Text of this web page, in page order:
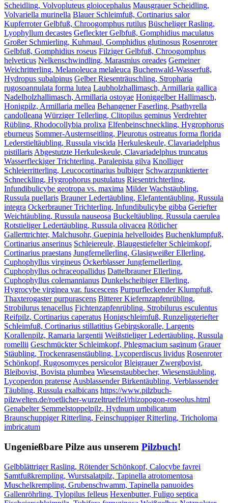
Scheidling, Volvopluteus gloiocephalus Mausgrauer Scheidling,
Volvariella murinella Blauer Schleimfuß, Cortinarius salor
Kupferroter Gelbfuß, Chroogomphus rutilus Büscheliger Rasling,
Lyophyllum decastes Gefleckter Gelbfuß, Gomphidius maculatus
Großer Schmierling, Kuhmaul, Gomphidius glutinosus Rosenroter
Gelbfuß, Gomphidius roseus Filziger Gelbfuß, Chroogomphus
helveticus Nelkenschwindling, Marasmius oreades Gemeiner
Weichritterling, Melanoleuca melaleuca Buchenwald-Wasserfuß,
Hydropus subalpinus Gelber Riesenträuschling, Stropharia
rugosoannulata forma lutea Laubholzhallimasch, Armillaria gallica
Nadelholzhallimasch, Armillaria ostoyae Honiggelber Hallimasch,
Honigpilz, Armillaria mellea Behangener Faserling, Psathyrella
candolleana Würziger Tellerling, Clitopilus geminus Verdrehter
Rübling, Rhodocollybia prolixa Elfenbeinschneckling, Hygrophorus
eburneus Sommer-Austernseitling, Pleurotus ostreatus forma florida
Lederstieltäubling, Russula viscida Herkuleskeule, Clavariadelphus
pistillarisAbgestutzte Herkuleskeule, Clavariadelphus truncatus
Wasserfleckiger Trichterling, Paralepista gilva Knolliger
Schleierritterling, Leucocortinarius bulbiger Schwarzpunktierter
Schneckling, Hygrophorus pustulatus Riesentrichterling,
Infundibulicybe geotropa vs. maxima Milder Wachstäubling,
Russula puellaris Brauner Ledertäubling, Elefantentäubling, Russula
integra Ockerbrauner Trichterling, Infundibulicybe gibba Geriefter
Weichtäubling, Russula nauseosa Buckeltäubling, Russula caerulea
Rotstieliger Ledertäubling, Russula olivacea Rötlicher
Gallerttrichter, Malchusohr, Guepinia helvelloides Buchenklumpfuß,
Cortinarius anserinus Schleiereule, Blaugestiefelter Schleimkopf,
Cortinarius praestans Jungfernellerling, Glasigweißer Ellerling,
Cuphophyllus virgineus Ockerblasser Jungfernellerling,
Cuphophyllus ochraceopallidus Dattelbrauner Ellerling,
Cuphophyllus colemannianus Dunkelscheibiger Ellerling,
Hygrocybe virginea var. fuscescens Purpurfleckender Klumpfuß,
Thaxterogaster purpurascens Bitterer Kiefernzapfenrübling,
Strobilurus tenacellus Fichtenzapfenrübling, Strobilurus esculentus
Reifpilz, Cortinarius caperatus Honigschleimfuß, Runzeliggeriefter
Schleimfuß, Cortinarius stillatitius Gebirgskoralle, Largents
Korallenpilz, Ramaria largentii Weißstieliger Ledertäubling, Russula
romellii Geschmückter Schleimkopf, Phlegmacium saginum Grauer
Stäubling, Trockenrasenstäubling, Lycoperdiscus lividus Rosenroter
Schönkopf, Rugosomyces persicolor Bleigrauer Zwergbovist,
Bleibovist, Bovista plumbea Wiesenstaubbecher, Wiesenstäubling,
Lycoperdon pratenseAusblassender Birkentäubling, Verblassender
Täubling, Russula exalbicans https://www.pilzbuch-
pilzwelten.de/roetlicher-wurzeltrueffel/rhizopogon-roseolus.html
Genabelter Semmelstoppelpilz, Hydnum umbilicatum
Braunschuppiger Ritterling, Feinschuppiger Ritterling, Tricholoma
imbricatum
Ungenießbare Pilze aus unserem Pilzbuch!
Gelbblättriger Rasling, Rötender Schönkopf, Calocybe favrei
Samtfußkrempling, Wurstsalatpilz, Tapinella atrotomentosa
Muschelkrempling, Grubenschwamm, Tapinella panuoides
Gallenröhrling, Tylopilus felleus Hexenbutter, Fuligo septica